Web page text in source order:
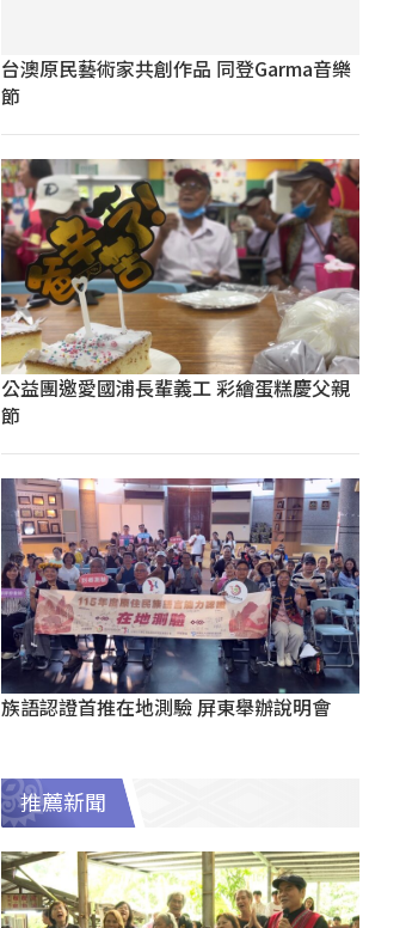
台澳原民藝術家共創作品 同登Garma音樂
節
公益團邀愛國浦長輩義工 彩繪蛋糕慶父親
節
族語認證首推在地測驗 屏東舉辦說明會
推薦新聞